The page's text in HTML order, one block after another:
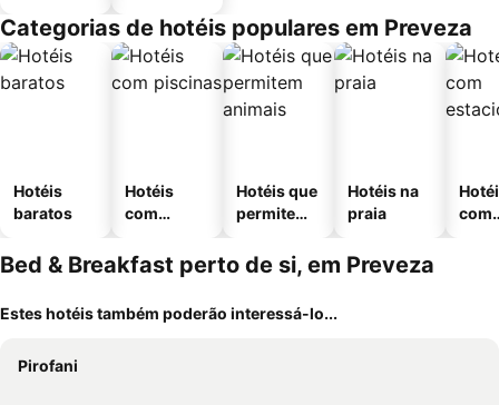
Categorias de hotéis populares em Preveza
Hotéis
baratos
Hotéis
com
Hotéis que
permitem
Hotéis na
praia
com
Bed & Breakfast perto de si, em Preveza
Estes hotéis também poderão interessá-lo...
Pirofani